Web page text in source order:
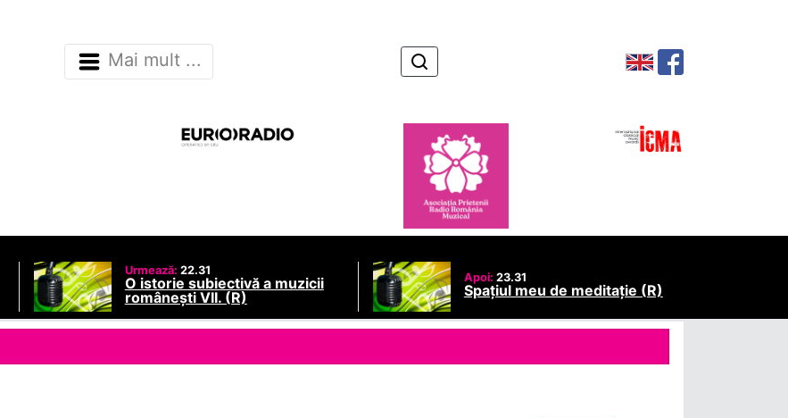
Mai mult ...
Urmează: 22.31
O istorie subiectivă a muzicii
românești VII. (R)
Apoi: 23.31
Spațiul meu de meditație (R)